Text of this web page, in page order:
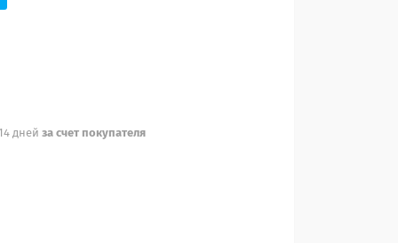
дней за счет покупателя